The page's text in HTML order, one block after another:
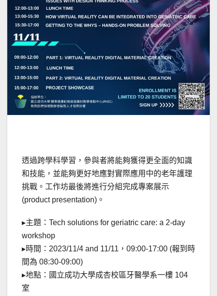
透過跨學科學習，參與者將能夠獲得更全面的知識
和技能，並能夠更好地應對實際應用中的老年護理
挑戰。工作坊最後將進行分組完成專案展示
(product presentation)。
▸主題：Tech solutions for geriatric care: a 2-day
workshop
▸時間：2023/11/4 and 11/11，09:00-17:00 (報到時
間為 08:30-09:00)
▸地點：國立成功大學成杏校區牙醫學系一樓 104
室